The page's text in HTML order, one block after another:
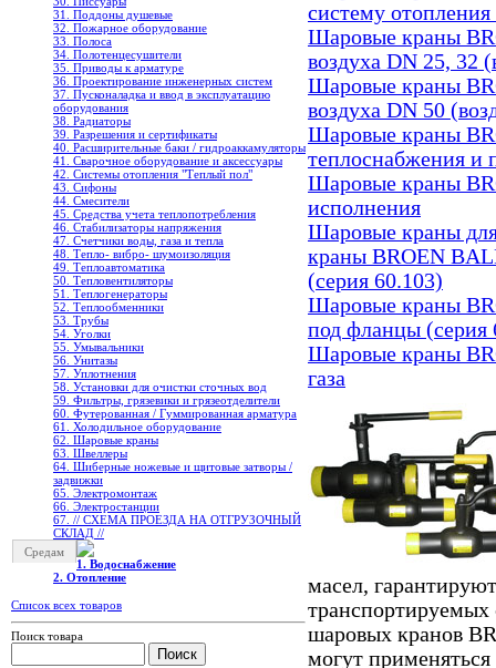
31. Поддоны душевые
32. Пожарное оборудование
33. Полоса
34. Полотенцесушители
35. Приводы к арматуре
36. Проектирование инженерных систем
37. Пусконаладка и ввод в эксплуатацию
оборудования
38. Радиаторы
39. Разрешения и сертификаты
40. Расширительные баки / гидроаккамуляторы
41. Сварочное оборудование и аксессуары
42. Системы отопления "Теплый пол"
43. Сифоны
44. Смесители
45. Средства учета теплопотребления
46. Стабилизаторы напряжения
47. Счетчики воды, газа и тепла
48. Тепло- вибро- шумоизоляция
49. Теплоавтоматика
50. Тепловентиляторы
51. Теплогенераторы
52. Теплообменники
53. Трубы
54. Уголки
55. Умывальники
56. Унитазы
57. Уплотнения
58. Установки для очистки сточных вод
59. Фильтры, грязевики и грязеотделители
60. Футерованная / Гуммированная арматура
61. Холодильное oборудование
62. Шаровые краны
63. Швеллеры
64. Шиберные ножевые и щитовые затворы /
задвижки
65. Электромонтаж
66. Электростанции
67. // СХЕМА ПРОЕЗДА НА ОТГРУЗОЧНЫЙ
СКЛАД //
Средам
1. Водоснабжение
2. Отопление
Список всех товаров
Поиск товара
систему
Шаровые краны
воздуха DN 25, 32
Шаровые краны
воздуха DN 50
Шаровые краны
теплоснабжения и
Шаровые краны
исполнения
Шаровые краны
краны BROEN
(серия 60.103)
Шаровые краны
под фланцы (серия
Шаровые краны
газа
масел,
транспортируемых
шаровых кранов
могут